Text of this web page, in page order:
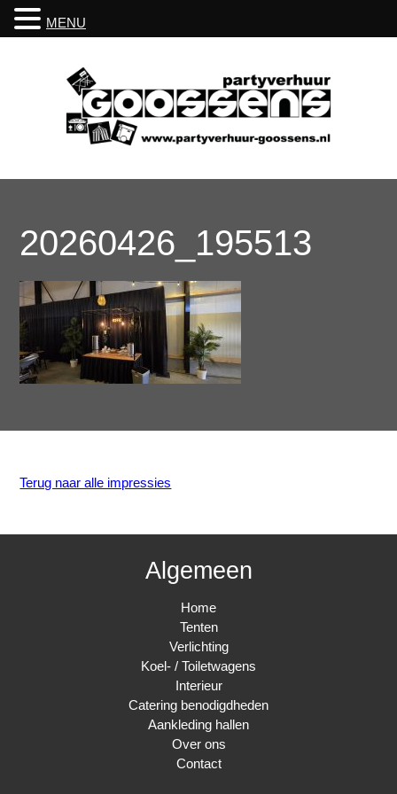
20260426_195513
Terug naar alle impressies
Algemeen
Home
Tenten
Verlichting
Koel- / Toiletwagens
Interieur
Catering benodigdheden
Aankleding hallen
Over ons
Contact
MENU